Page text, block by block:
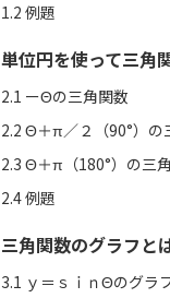
1.2 例題
単位円を使って三角
2.1 ーΘの三角関数
2.2 Θ＋π／２（90°）の
2.3 Θ＋π（180°）の三
2.4例題
三角関数のグラフと
3.1 ｙ＝ｓｉｎΘのグラ